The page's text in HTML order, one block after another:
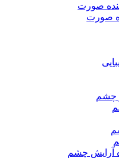
صورت
صورت
چشم
آرایش چشم